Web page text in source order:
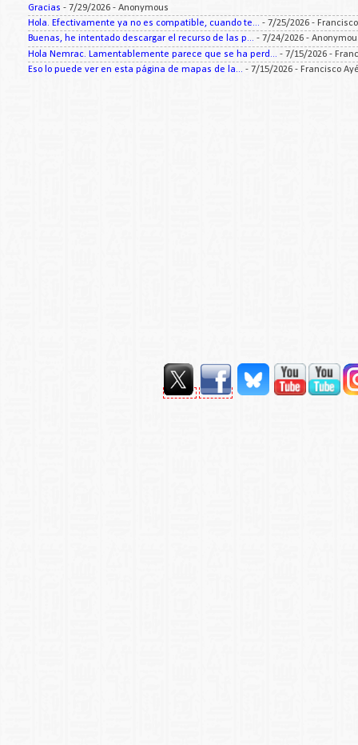
Gracias - 7/29/2026 - Anonymous
Hola. Efectivamente ya no es compatible, cuando te... - 7/25/2026 -
Buenas, he intentado descargar el recurso de las p... - 7/24/2026 -
Hola Nemrac. Lamentablemente parece que se ha perd... - 7/15/2026 -
Eso lo puede ver en esta página de mapas de la... - 7/15/2026 - Francisco